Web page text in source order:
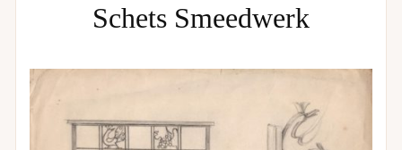
Schets Smeedwerk